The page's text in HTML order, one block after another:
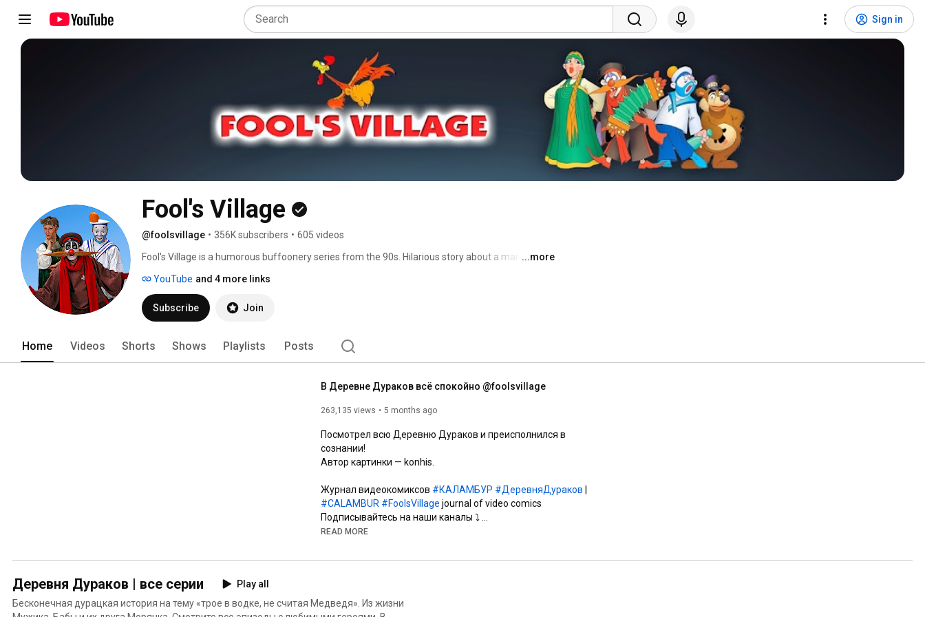
Sign in
Fool's Village
@foolsvillage • 356K subscribers • 605 videos
Fool's Village is a humorous buffoonery series from the 90s. Hilarious story about a married
simpleton Bear and exuberant Bee.
...more
YouTube and 4 more links
Subscribe Join
Home Videos Shorts Shows Playlists Posts
В Деревне Дураков всё спокойно @foolsvillage​
263,135 views 5 months ago
Посмотрел всю Деревню Дураков и преисполнился в
сознании!
Автор картинки — konhis.
#КАЛАМБУР #ДеревняДураков
#CALAMBUR #FoolsVillage journal of video comics
https://youtube.com/@foolsvillage?sub...
#25летспустя#30летспустя
READ MORE
Деревня Дураков | все серии
Play all
Бесконечная дурацкая история на тему «трое в водке, не считая Медведя». Из жизни